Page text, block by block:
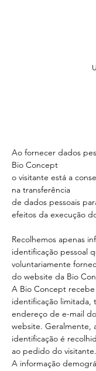
Ao fornecer dados
Bio Concept
o visitante está a
na transferência
de dados pessoais
efeitos da execução
Recolhemos apenas
identificação pessoal
voluntariamente
do website da Bio
A Bio Concept
identificação limitada,
endereço de e-mail
website. Geralmente,
identificação é
ao pedido do visitante.
A informação